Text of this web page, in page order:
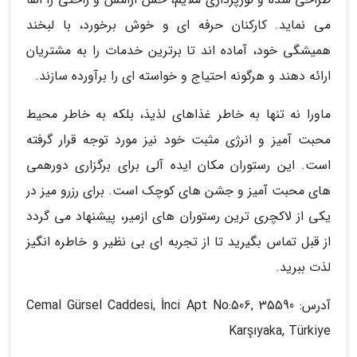
می نماید. کارکنان حرفه ای و خوش برخورد، با لبخند
همیشگی خود، آماده اند تا برترین خدمات را به مشتریان
ارائه دهند و هرگونه احتیاج و خواسته ای را برآورده سازند.
ماورا نه تنها به خاطر غذاهای لذیذ، بلکه به خاطر محیط
محبت آمیز و انرژی مثبت خود نیز مورد توجه قرار گرفته
است. این رستوران مکان ایده آلی برای برگزاری دورهمی
های محبت آمیز و جشن های کوچک است. برای رزرو میز در
یکی از لاکچری ترین رستوران های ازمیر، پیشنهاد می گردد
از قبل تماس بگیرید تا از تجربه ای بی نظیر و خاطره انگیز
لذت ببرید.
آدرس: Cemal Gürsel Caddesi, İnci Apt No:506, 35590
Karşıyaka, Türkiye